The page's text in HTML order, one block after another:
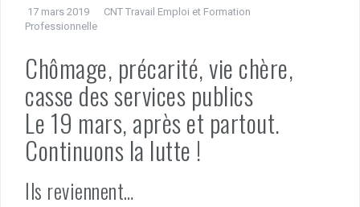
17 mars 2019
CNT Travail Emploi et Formation
Professionnelle
Chômage, précarité, vie chère,
casse des services publics
Le 19 mars, après et partout.
Continuons la lutte !
Ils reviennent…